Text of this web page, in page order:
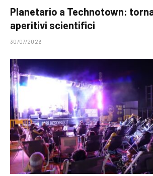
Planetario a Technotown:
aperitivi scientifici
30/07/2026